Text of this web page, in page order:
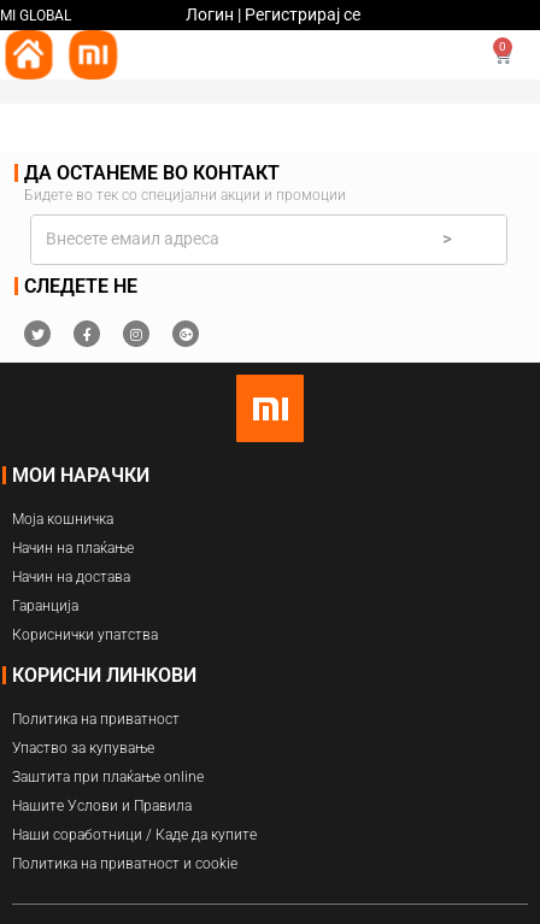
MI GLOBAL Логин | Регистрирај се
0
ДА ОСТАНЕМЕ ВО КОНТАКТ
Бидете во тек со специјални акции и промоции
>
СЛЕДЕТЕ НЕ
МОИ НАРАЧКИ
Моја кошничка
Начин на плаќање
Начин на достава
Гаранција
Кориснички упатства
КОРИСНИ ЛИНКОВИ
Политика на приватност
Упаство за купување
Заштита при плаќање online
Нашите Услови и Правила
Наши соработници / Каде да купите
Политика на приватност и cookie